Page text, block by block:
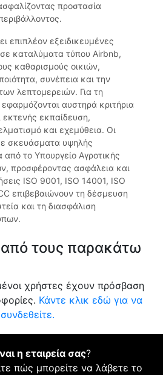
προστασία
επιπλέον εξειδικευμένες
καταλύματα τύπου Airbnb,
καθαρισμούς οικιών,
συνέπεια και την
λεπτομερειών. Για τη
αυστηρά κριτήρια
εκτενής εκπαίδευση,
και εχεμύθεια. Οι
σκευάσματα υψηλής
από το Υπουργείο Αγροτικής
προσφέροντας ασφάλεια και
ISO 9001, ISO 14001, ISO
επιβεβαιώνουν τη δέσμευση
και τη διασφάλιση
από τους παρακάτω
χρήστες έχουν πρόσβαση
Κάντε κλικ εδώ για να
συνδεθείτε.
η εταιρεία σας?
πώς μπορείτε να λάβετε το